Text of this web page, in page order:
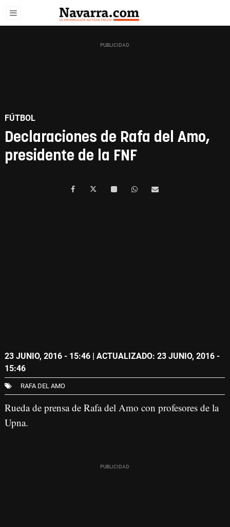
FÚTBOL
Declaraciones de Rafa del Amo,
presidente de la FNF
23 JUNIO, 2016 - 15:46 | ACTUALIZADO: 23 JUNIO, 2016 -
15:46
RAFA DEL AMO
Rueda de prensa de Rafa del Amo con profesores de la
Upna.